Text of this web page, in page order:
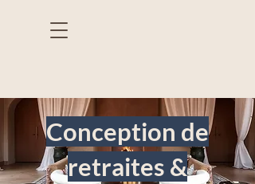
Conception de
retraites &